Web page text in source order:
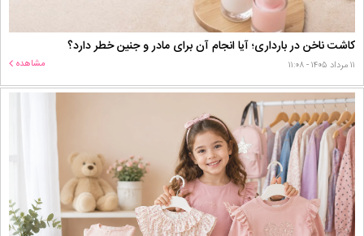
کاشت ناخن در بارداری؛ آیا انجام آن برای مادر و جنین خطر دارد؟
۱۱ مرداد ۱۴۰۵ - ۱۱:۰۸ مشاهده